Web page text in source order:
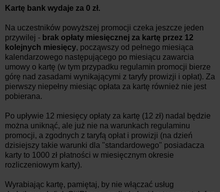
Kartę bank wydaje za 0 zł.
Na uczestników powyższej promocji czeka jeszcze jeden
przywilej - brak opłaty miesięcznej za kartę przez 12
kolejnych miesięcy, począwszy od pełnego miesiąca
kalendarzowego następującego po miesiącu zawarcia
umowy o kartę (w tym przypadku regulamin promocji bierze
górę nad zasadami wynikającymi z taryfy prowizji i opłat). Za
pierwszy niepełny miesiąc opłata za kartę również nie jest
pobierana.
Po upływie 12 miesięcy opłaty za kartę (12 zł) nadal będzie
można uniknąć, ale już nie na warunkach regulaminu
promocji, a zgodnych z taryfą opłat i prowizji (na dzień
dzisiejszy takie warunki dla "standardowego" posiadacza
karty to 1000 zł płatności w miesięcznym okresie
rozliczeniowym karty).
Wyrabiając kartę, pamiętaj, by nie włączać usług